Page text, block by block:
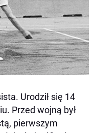
Urodził się 14
Przed wojną był
pierwszym